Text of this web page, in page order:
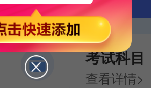
考试科目
查看详情>